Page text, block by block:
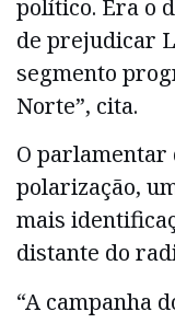
político. Era o
de prejudicar
segmento
Norte”, cita.
O parlamentar
polarização,
mais
distante do
“A campanha